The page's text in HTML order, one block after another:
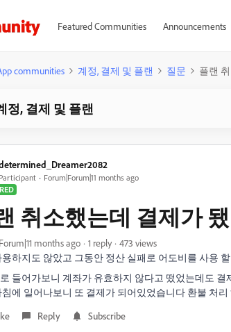
Featured Communities Announcements
communities 계정, 결제 및 플랜 질문 플랜
정, 결제 및 플랜
Participant
Forum|Forum|11 months ago
취소했는데 결제가
months ago 1 reply
473 views
용하지도 않았고 그동안 정산 실패로 어도비를 사용
들어가보니 계좌가 유효하지 않다고 떴었는데도
침에 일어나보니 또 결제가 되어있었습니다 환불 처리
Reply Subscribe